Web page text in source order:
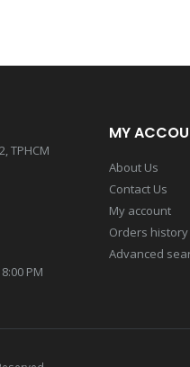
TPHCM
PM
MY
About Us
Contact Us
My account
Orders history
Advanced